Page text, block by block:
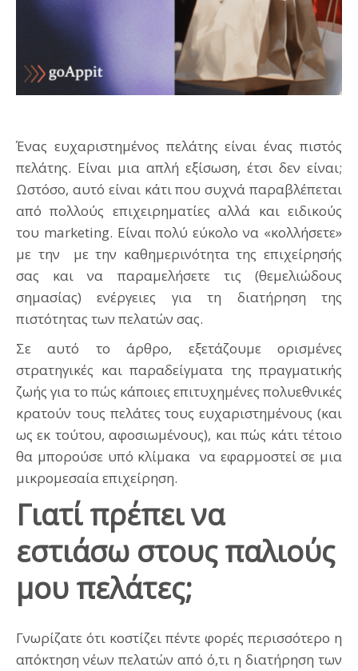
Ένας ευχαριστημένος πελάτης είναι ένας πιστός
πελάτης. Είναι μια απλή εξίσωση, έτσι δεν είναι;
Ωστόσο, αυτό είναι κάτι που συχνά παραβλέπεται
από πολλούς επιχειρηματίες αλλά και ειδικούς
του marketing. Είναι πολύ εύκολο να «κολλήσετε»
με την με την καθημερινότητα της επιχείρησής
σας και να παραμελήσετε τις (θεμελιώδους
σημασίας) ενέργειες για τη διατήρηση της
πιστότητας των πελατών σας.
Σε αυτό το άρθρο, εξετάζουμε ορισμένες
στρατηγικές και παραδείγματα της πραγματικής
ζωής για το πώς κάποιες επιτυχημένες πολυεθνικές
κρατούν τους πελάτες τους ευχαριστημένους (και
ως εκ τούτου, αφοσιωμένους), και πώς κάτι τέτοιο
θα μπορούσε υπό κλίμακα να εφαρμοστεί σε μια
μικρομεσαία επιχείρηση.
Γιατί πρέπει να
εστιάσω στους παλιούς
μου πελάτες;
Γνωρίζατε ότι κοστίζει πέντε φορές περισσότερο η
απόκτηση νέων πελατών από ό,τι η διατήρηση των